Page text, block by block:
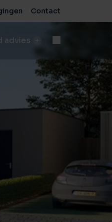
Contact
advies
bij complexe processen
advies